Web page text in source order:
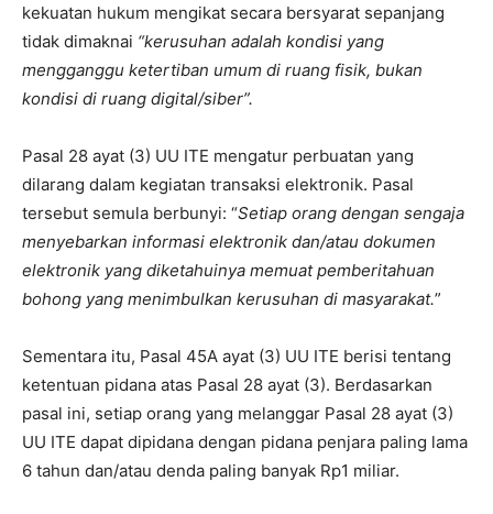
kekuatan hukum mengikat secara bersyarat sepanjang
tidak dimaknai “kerusuhan adalah kondisi yang
mengganggu ketertiban umum di ruang fisik, bukan
kondisi di ruang digital/siber”.
Pasal 28 ayat (3) UU ITE mengatur perbuatan yang
dilarang dalam kegiatan transaksi elektronik. Pasal
tersebut semula berbunyi: “Setiap orang dengan sengaja
menyebarkan informasi elektronik dan/atau dokumen
elektronik yang diketahuinya memuat pemberitahuan
bohong yang menimbulkan kerusuhan di masyarakat.”
Sementara itu, Pasal 45A ayat (3) UU ITE berisi tentang
ketentuan pidana atas Pasal 28 ayat (3). Berdasarkan
pasal ini, setiap orang yang melanggar Pasal 28 ayat (3)
UU ITE dapat dipidana dengan pidana penjara paling lama
6 tahun dan/atau denda paling banyak Rp1 miliar.